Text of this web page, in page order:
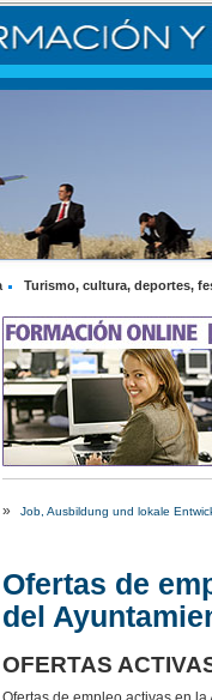
Turismo, cultura, deportes,
» Job, Ausbildung und lokale
Ofertas de
del
OFERTAS